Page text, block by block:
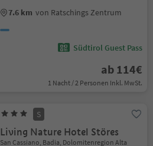
7.6 km von Ratschings Zentrum
Südtirol Guest Pass
ab 114€
1 Nacht / 2 Personen Inkl. MwSt.
S
Living Nature Hotel Störes
San Cassiano, Badia, Dolomitenregion Alta